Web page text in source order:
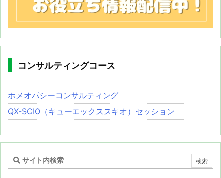
コンサルティングコース
ホメオパシーコンサルティング
QX-SCIO（キューエックススキオ）セッション